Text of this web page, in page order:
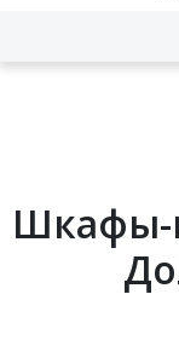
Шкафы-